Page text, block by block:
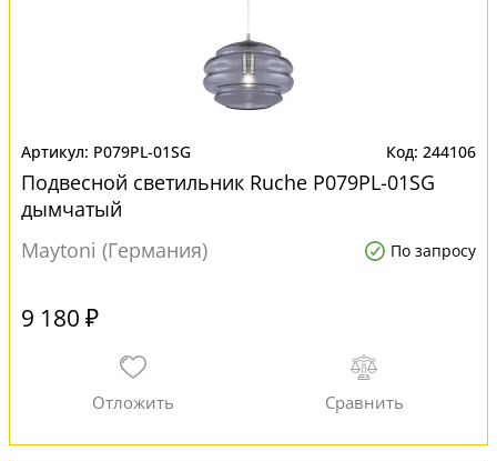
P079PL-01SG 244106
Подвесной светильник Ruche P079PL-01SG
дымчатый
Maytoni (Германия)
По запросу
9 180 ₽